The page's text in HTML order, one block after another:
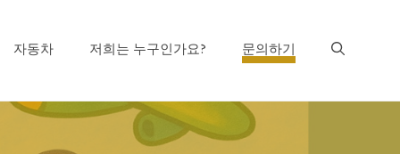
자동차 저희는 누구인가요? 문의하기